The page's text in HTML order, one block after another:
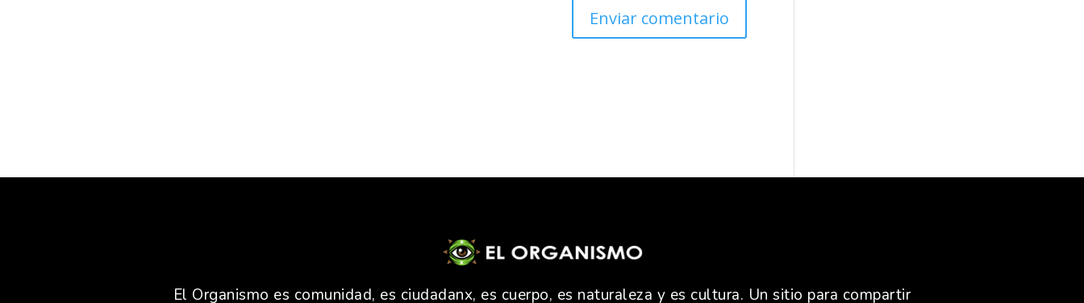
El Organismo es comunidad, es ciudadanx, es cuerpo, es naturaleza y es cultura. Un sitio para compartir